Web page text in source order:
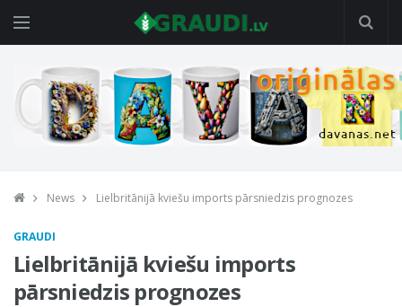
News Lielbritānijā kviešu imports pārsniedzis prognozes
GRAUDI
Lielbritānijā kviešu imports
pārsniedzis prognozes